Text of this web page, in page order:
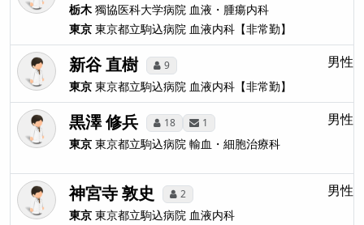
栃木 獨協医科大学病院 血液・腫瘍内科
東京 東京都立駒込病院 血液内科【非常勤】
新谷 直樹 9
東京 東京都立駒込病院 血液内科【非常勤】
男性
黒澤 修兵 18 1
東京 東京都立駒込病院 輸血・細胞治療科
男性
神宮寺 敦史 2
東京 東京都立駒込病院 血液内科
男性